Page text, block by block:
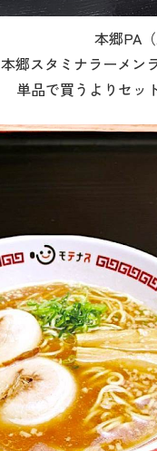
本郷PA（
本郷スタミナラーメン
単品で買うよりセッ